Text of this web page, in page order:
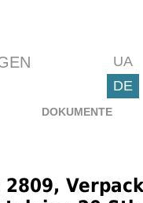
UA
DE
DOKUMENTE